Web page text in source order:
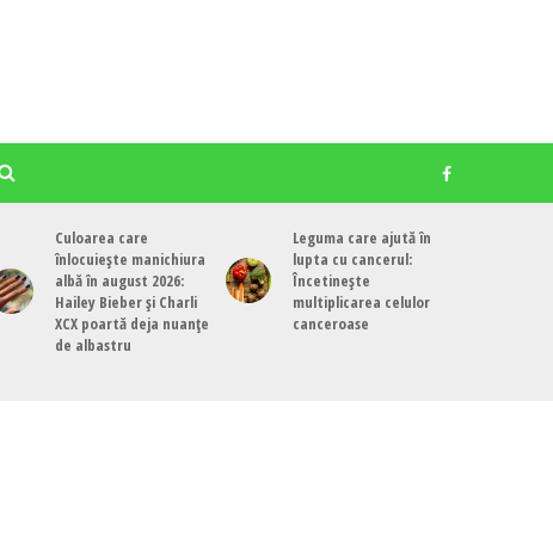
Culoarea care
înlocuiește manichiura
albă în august 2026:
Hailey Bieber și Charli
XCX poartă deja nuanțe
de albastru
Leguma care ajută în
lupta cu cancerul:
Încetinește
multiplicarea celulor
canceroase